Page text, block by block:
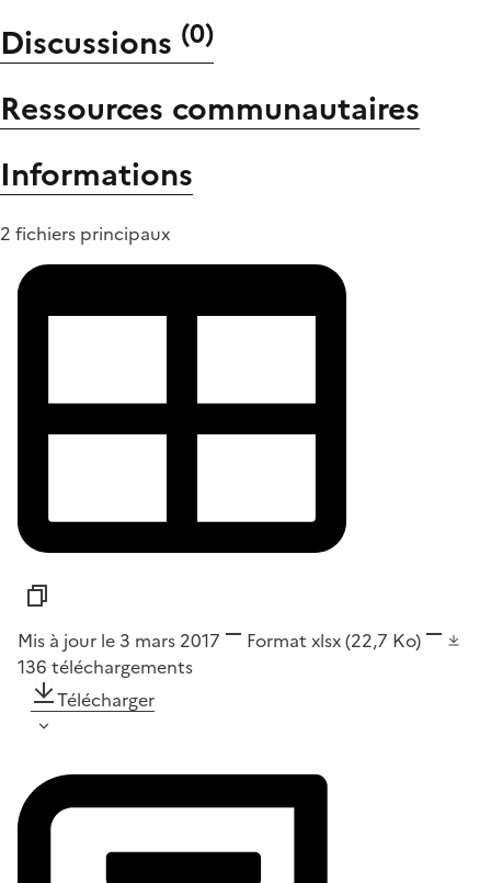
Discussions (0)
Ressources communautaires
Informations
2 fichiers principaux
Mis à jour le 3 mars 2017 Format xlsx(22,7 Ko)
136 téléchargements
Télécharger